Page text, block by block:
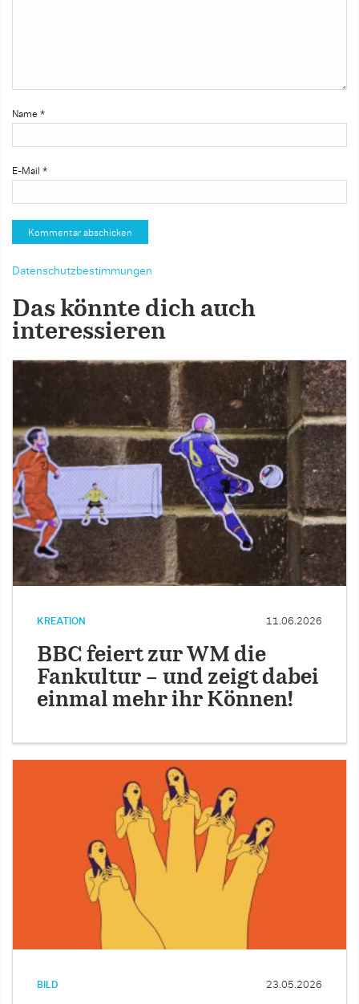
Name *
E-Mail *
Datenschutzbestimmungen
Das könnte dich auch
interessieren
KREATION 11.06.2026
BBC feiert zur WM die
Fankultur – und zeigt dabei
einmal mehr ihr Können!
BILD 23.05.2026